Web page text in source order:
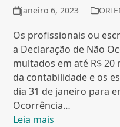
janeiro 6, 2023
Os profissionais ou
a Declaração de Não
multados em até R$
da contabilidade e os
dia 31 de janeiro para
Ocorrência…
Leia mais